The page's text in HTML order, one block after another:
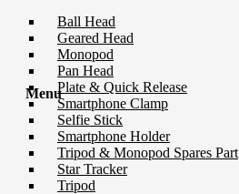
Ball Head
Geared Head
Monopod
Pan Head
Plate & Quick Release
Smartphone Clamp
Selfie Stick
Smartphone Holder
Tripod & Monopod Spares Part
Star Tracker
Tripod
Menu